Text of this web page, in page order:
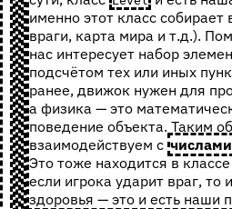
именно этот класс собирает
враги, карта мира и т.д.).
нас интересует набор
подсчётом тех или иных
ранее, движок нужен для
а физика — это
поведение объекта. Таким
взаимодействуем с числами
Это тоже находится в
если игрока ударит враг, то
здоровья — это и есть наши